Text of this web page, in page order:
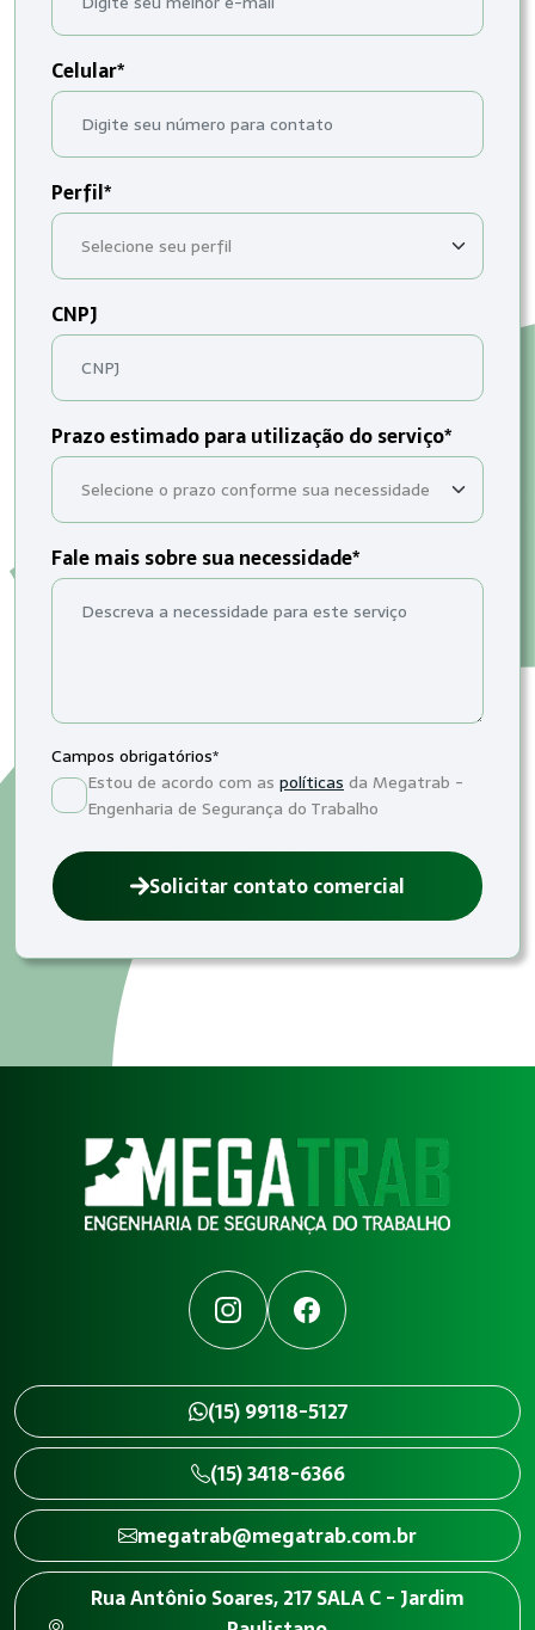
Celular*
Perfil*
CNPJ
Prazo estimado para utilização do serviço*
Fale mais sobre sua necessidade*
Campos obrigatórios*
Estou de acordo com as políticas da Megatrab -
Engenharia de Segurança do Trabalho
Solicitar contato comercial
InstagramFacebook
(15) 99118-5127
(15) 3418-6366
megatrab@megatrab.com.br
Rua Antônio Soares, 217 SALA C - Jardim